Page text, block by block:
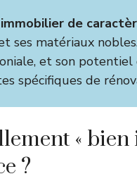
de
ses matériaux
et son potentiel
spécifiques de
«
?